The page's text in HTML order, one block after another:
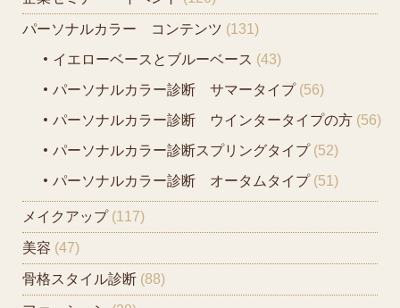
パーソナルカラー コンテンツ (131)
イエローベースとブルーベース (43)
パーソナルカラー診断 サマータイプ(56)
パーソナルカラー診断 ウインタータイプの方 (56)
パーソナルカラー診断スプリングタイプ(52)
パーソナルカラー診断 オータムタイプ(51)
メイクアップ(117)
美容 (47)
骨格スタイル診断 (88)